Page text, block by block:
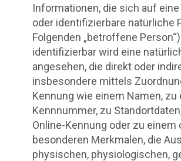
Informationen, die sich auf
oder identifizierbare natürliche
Folgenden „betroffene
identifizierbar wird eine
angesehen, die direkt oder
insbesondere mittels
Kennung wie einem Namen, zu
Kennnummer, zu
Online-Kennung oder zu einem
besonderen Merkmalen, die
physischen, physiologischen,